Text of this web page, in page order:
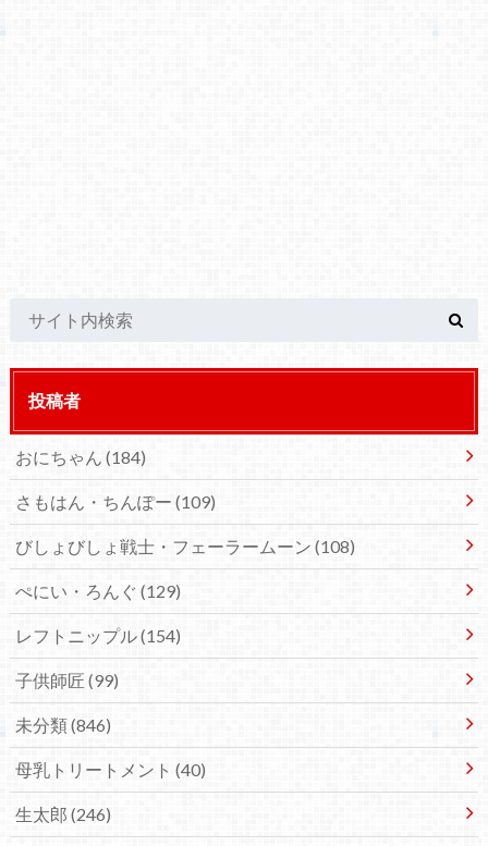
投稿者
おにちゃん (184)
さもはん・ちんぽー (109)
びしょびしょ戦士・フェーラームーン (108)
ぺにい・ろんぐ (129)
レフトニップル(154)
子供師匠 (99)
未分類(846)
母乳トリートメント (40)
生太郎 (246)